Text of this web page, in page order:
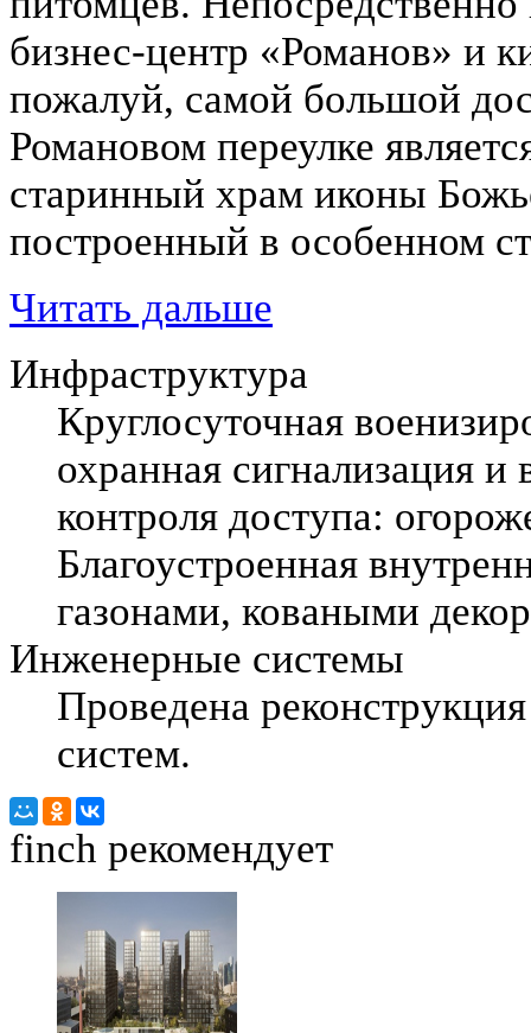
бизнес-центр «Романов» и
пожалуй, самой большой
Романовом переулке
старинный храм иконы
построенный в особенном
Читать дальше
Инфраструктура
Круглосуточная
охранная сигнализация
контроля доступа:
Благоустроенная
газонами, коваными
Инженерные системы
Проведена
систем.
finch рекомендует